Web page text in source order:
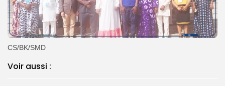
CS/BK/SMD
Voir aussi :